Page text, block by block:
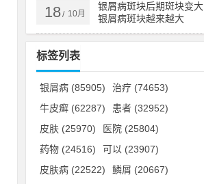
18/ 10月
银屑病斑块后期斑块变大
银屑病斑块越来越大
标签列表
银屑病 (85905) 治疗 (74653)
牛皮癣 (62287) 患者 (32952)
皮肤 (25970) 医院 (25804)
药物 (24516) 可以 (23907)
皮肤病 (22522) 鳞屑 (20667)